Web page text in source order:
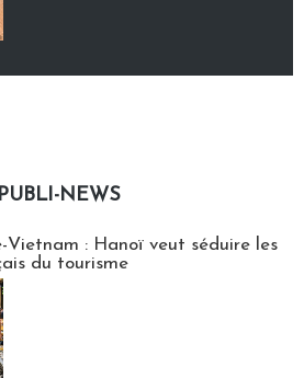
PUBLI-NEWS
Vietnam : Hanoï veut séduire les
du tourisme